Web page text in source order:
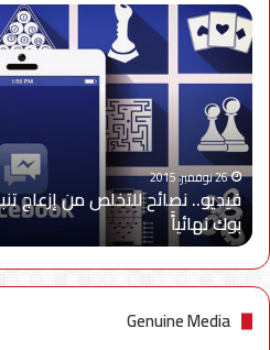
فيديو..
نصائح
للتخلص
من
إزعاج
تنبيهات
الألعاب
على
فيس
بوك
نهائياًَ
26 نوفمبر، 2015
فيديو.. نصائح للتخلص من إزعاج
بوك نهائياًَ
Genuine Media